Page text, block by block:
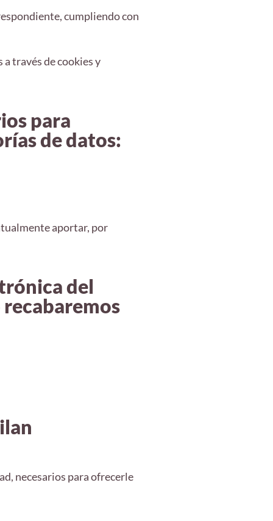
cumpliendo con
través de cookies y
para
de datos:
aportar, por
del
necesarios para ofrecerle